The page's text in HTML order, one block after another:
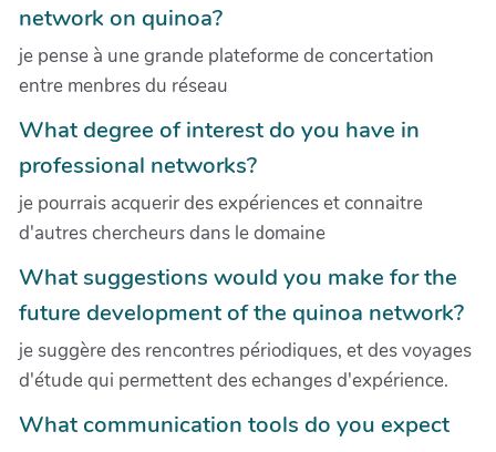
network on quinoa?
je pense à une grande plateforme de concertation
entre menbres du réseau
What degree of interest do you have in
professional networks?
je pourrais acquerir des expériences et connaitre
d'autres chercheurs dans le domaine
What suggestions would you make for the
future development of the quinoa network?
je suggère des rencontres périodiques, et des voyages
d'étude qui permettent des echanges d'expérience.
What communication tools do you expect